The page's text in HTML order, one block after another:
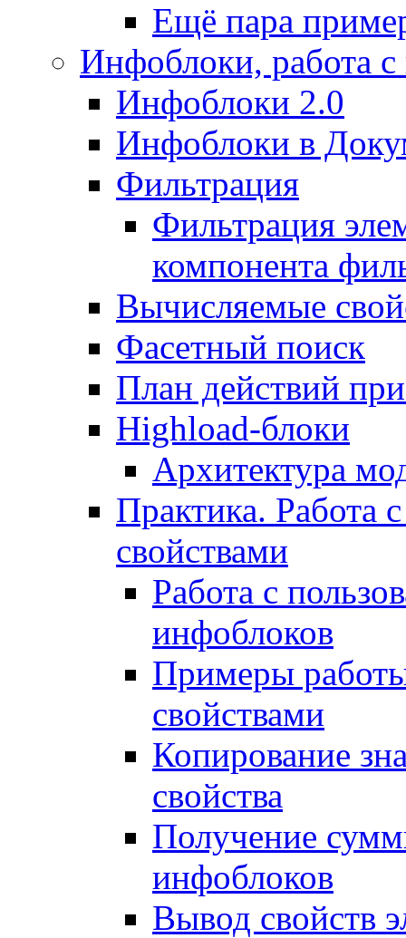
Ещё пара
Инфоблоки, работа
Инфоблоки 2.0
Инфоблоки в
Фильтрация
Фильтрация
компонента
Вычисляемые
Фасетный поиск
План действий
Highload-блоки
Архитектура
Практика. Работа
свойствами
Работа с
инфоблоков
Примеры
свойствами
Копирование
свойства
Получение
инфоблоков
Вывод свойств